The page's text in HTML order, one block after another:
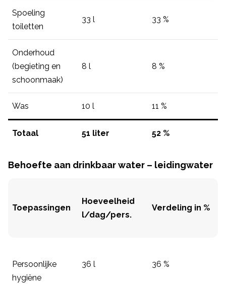
Spoeling
toiletten
33 l 33 %
Onderhoud
(begieting en
schoonmaak)
8 l 8 %
Was 10 l 11 %
Totaal 51 liter 52 %
Behoefte aan drinkbaar water – leidingwater
Toepassingen
Hoeveelheid
l/dag/pers.
Verdeling in %
Persoonlijke
hygiëne
36 l 36 %